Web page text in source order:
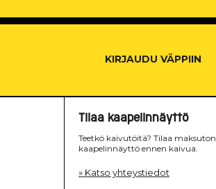
KIRJAUDU VÄPPIIN
Tilaa kaapelinnäyttö
Teetkö kaivutöitä? Tilaa maksuton
kaapelinnäyttö ennen kaivua.
» Katso yhteystiedot